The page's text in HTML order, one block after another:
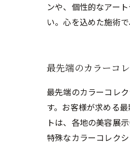
ンや、個性的なアー
い。心を込めた施術
最先端のカラーコ
最先端のカラーコレ
す。お客様が求める
トは、各地の美容展
特殊なカラーコレク